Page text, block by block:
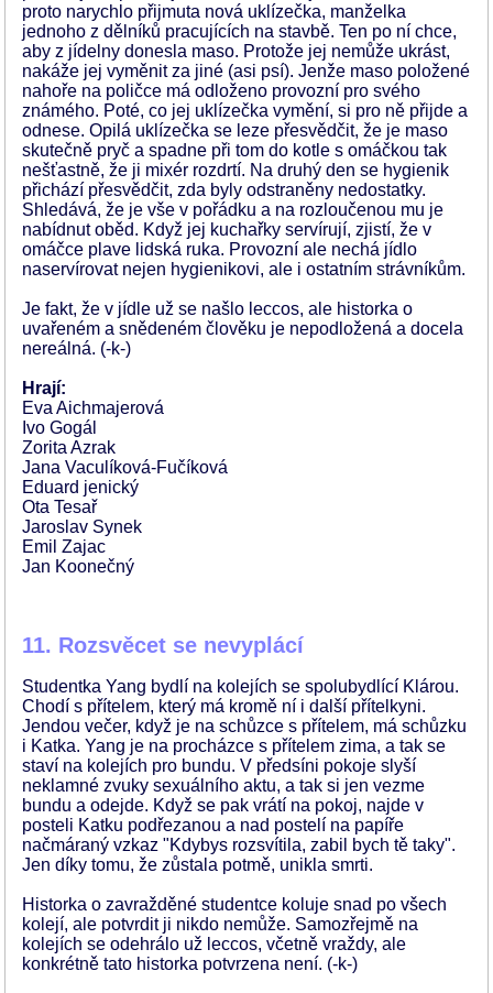
proto narychlo přijmuta nová uklízečka, manželka
jednoho z dělníků pracujících na stavbě. Ten po ní chce,
aby z jídelny donesla maso. Protože jej nemůže ukrást,
nakáže jej vyměnit za jiné (asi psí). Jenže maso položené
nahoře na poličce má odloženo provozní pro svého
známého. Poté, co jej uklízečka vymění, si pro ně přijde a
odnese. Opilá uklízečka se leze přesvědčit, že je maso
skutečně pryč a spadne při tom do kotle s omáčkou tak
nešťastně, že ji mixér rozdrtí. Na druhý den se hygienik
přichází přesvědčit, zda byly odstraněny nedostatky.
Shledává, že je vše v pořádku a na rozloučenou mu je
nabídnut oběd. Když jej kuchařky servírují, zjistí, že v
omáčce plave lidská ruka. Provozní ale nechá jídlo
naservírovat nejen hygienikovi, ale i ostatním strávníkům.
Je fakt, že v jídle už se našlo leccos, ale historka o
uvařeném a snědeném člověku je nepodložená a docela
nereálná. (-k-)
Hrají:
Eva Aichmajerová
Ivo Gogál
Zorita Azrak
Jana Vaculíková-Fučíková
Eduard jenický
Ota Tesař
Jaroslav Synek
Emil Zajac
Jan Koonečný
11. Rozsvěcet se nevyplácí
Studentka Yang bydlí na kolejích se spolubydlící Klárou.
Chodí s přítelem, který má kromě ní i další přítelkyni.
Jendou večer, když je na schůzce s přítelem, má schůzku
i Katka. Yang je na procházce s přítelem zima, a tak se
staví na kolejích pro bundu. V předsíni pokoje slyší
neklamné zvuky sexuálního aktu, a tak si jen vezme
bundu a odejde. Když se pak vrátí na pokoj, najde v
posteli Katku podřezanou a nad postelí na papíře
načmáraný vzkaz "Kdybys rozsvítila, zabil bych tě taky".
Jen díky tomu, že zůstala potmě, unikla smrti.
Historka o zavražděné studentce koluje snad po všech
kolejí, ale potvrdit ji nikdo nemůže. Samozřejmě na
kolejích se odehrálo už leccos, včetně vraždy, ale
konkrétně tato historka potvrzena není. (-k-)